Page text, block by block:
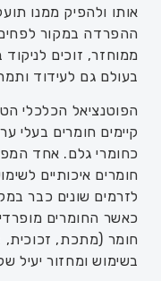
אותו ולהפיק ממנו
ההפרדה במקור
ממוחזר, זוכים
בעולם גם לעידוד
הפוטנציאל הכלכלי
קיימים חומרים בעלי
כחומרי גלם. אחד
חומרים איכותיים
לזרמים שונים כבר
כאשר החומרים
חומר (מתכת,
בשימוש ומחזור יעיל